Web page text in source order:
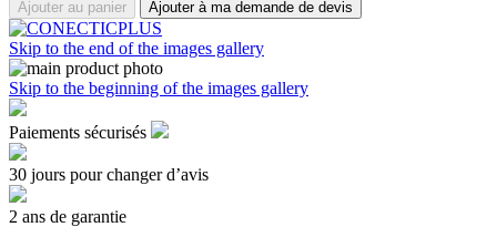
Ajouter au panier
Ajouter à ma demande de devis
Skip to the end of the images gallery
Skip to the beginning of the images gallery
Paiements sécurisés
30 jours pour changer d’avis
2 ans de garantie